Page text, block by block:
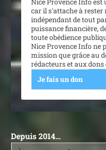
car il s'attache à
indépendant de tout
puissance financière,
toute obédience
Nice Provence Info ne
mission que grâce au
rédacteurs et aux dons
Je fais un don
Depuis 2014…